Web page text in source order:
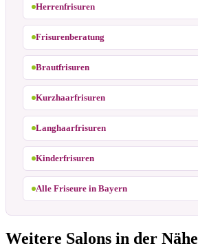
Herrenfrisuren
Frisurenberatung
Brautfrisuren
Kurzhaarfrisuren
Langhaarfrisuren
Kinderfrisuren
Alle Friseure in Bayern
Weitere Salons in der Nähe